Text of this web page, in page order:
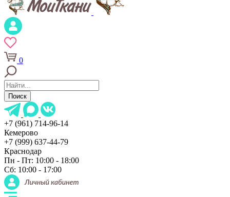
0
Поиск
+7 (961) 714-96-14
Кемерово
+7 (999) 637-44-79
Краснодар
Пн - Пт: 10:00 - 18:00
Сб: 10:00 - 17:00